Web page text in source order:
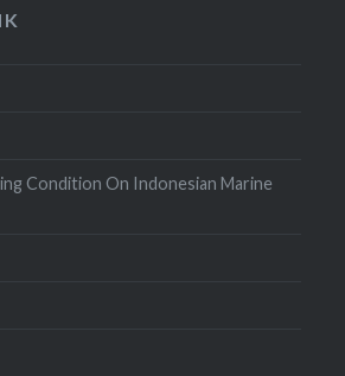
Condition On Indonesian Marine